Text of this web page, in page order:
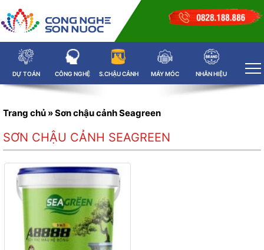
DỰ TOÁN CÔNG NGHỆ S.CHẬU CẢNH MÁY MÓC NHÃN HIỆU
Trang chủ »Sơn chậu cảnh Seagreen
SƠN CHẬU CẢNH SEAGREEN